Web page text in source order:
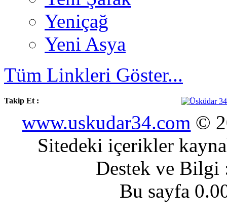
Yeniçağ
Yeni Asya
Tüm Linkleri Göster...
Takip Et :
www.uskudar34.com ©
Sitedeki içerikler
Destek ve
Bu sayfa